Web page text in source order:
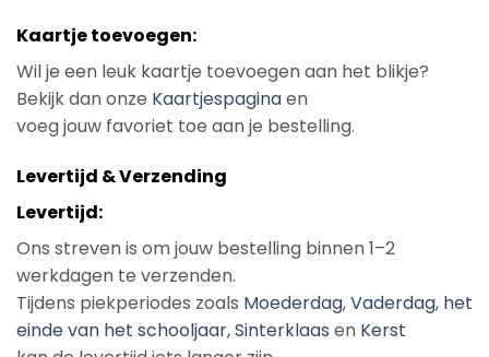
Kaartje toevoegen:
Wil je een leuk kaartje toevoegen aan het blikje?
Bekijk dan onze Kaartjespaginaen
voeg jouw favoriet toe aan je bestelling.
Levertijd & Verzending
Levertijd:
Ons streven is om jouw bestelling binnen 1–2
werkdagen te verzenden.
Tijdens piekperiodes zoals Moederdag,Vaderdag, het
einde van het schooljaar,Sinterklaas en Kerst